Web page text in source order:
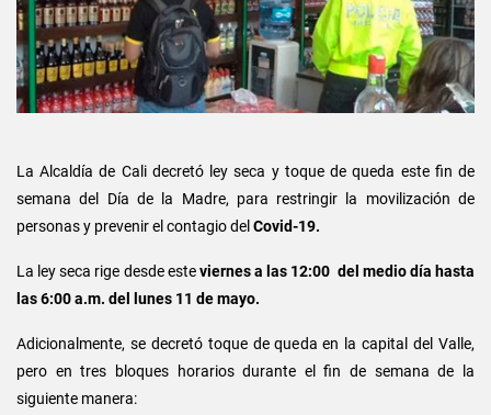
La Alcaldía de Cali decretó ley seca y toque de queda este fin de
semana del Día de la Madre, para restringir la movilización de
personas y prevenir el contagio del Covid-19.
La ley seca rige desde esteviernes a las 12:00 del medio día hasta
las 6:00 a.m. del lunes 11 de mayo.
Adicionalmente, se decretó toque de queda en la capital del Valle,
pero en tres bloques horarios durante el fin de semana de la
siguiente manera: